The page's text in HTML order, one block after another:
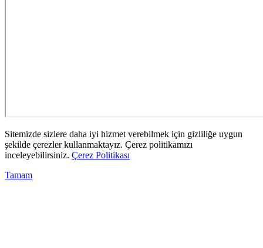
Sitemizde sizlere daha iyi hizmet verebilmek için gizliliğe uygun
şekilde çerezler kullanmaktayız. Çerez politikamızı
inceleyebilirsiniz. Çerez Politikası
Tamam